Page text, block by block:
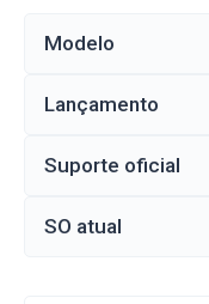
Modelo
Lançamento
Suporte oficial
SO atual